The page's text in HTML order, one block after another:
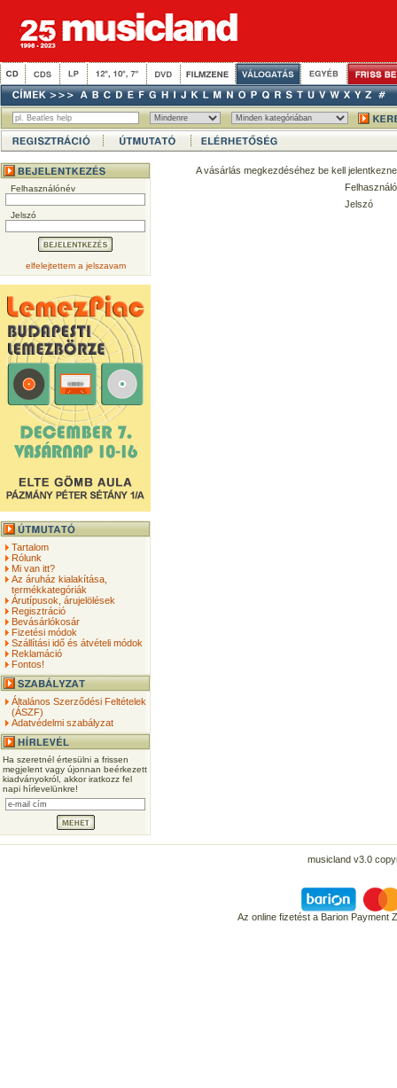
Felhasználónév
Jelszó
elfelejtettem a jelszavam
Tartalom
Rólunk
Mi van itt?
Az áruház kialakítása,
termékkategóriák
Árutípusok, árujelölések
Regisztráció
Bevásárlókosár
Fizetési módok
Szállítási idő és átvételi módok
Reklamáció
Fontos!
Általános Szerződési Feltételek
(ÁSZF)
Adatvédelmi szabályzat
Ha szeretnél értesülni a frissen
megjelent vagy újonnan beérkezett
kiadványokról, akkor iratkozz fel
napi hírlevelünkre!
A vásárlás megkezdéséhez be kell
Jelszó
musicland v3.0
Az online fizetést a Barion Payment